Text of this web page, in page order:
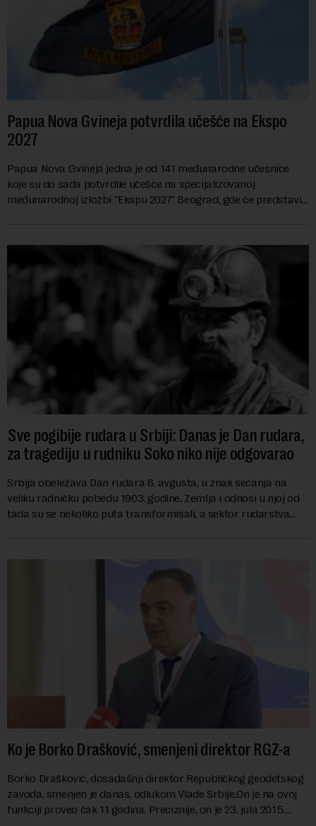
Papua Nova Gvineja potvrdila učešće na Ekspo
2027
Papua Nova Gvineja jedna je od 141 međunarodne učesnice
koje su do sada potvrdile učešće na specijalizovanoj
međunarodnoj izložbi "Ekspu 2027" Beograd, gde će predstaviti
Sve pogibije rudara u Srbiji: Danas je Dan rudara,
za tragediju u rudniku Soko niko nije odgovarao
Srbija obeležava Dan rudara 6. avgusta, u znak sećanja na
veliku radničku pobedu 1903. godine. Zemlja i odnosi u njoj od
tada su se nekoliko puta transformisali, a sektor rudarstva
Ko je Borko Drašković, smenjeni direktor RGZ-a
Borko Drašković, dosadašnji direktor Republičkog geodetskog
zavoda, smenjen je danas, odlukom Vlade Srbije.On je na ovoj
funkciji proveo čak 11 godina. Preciznije, on je 23. jula 2015.